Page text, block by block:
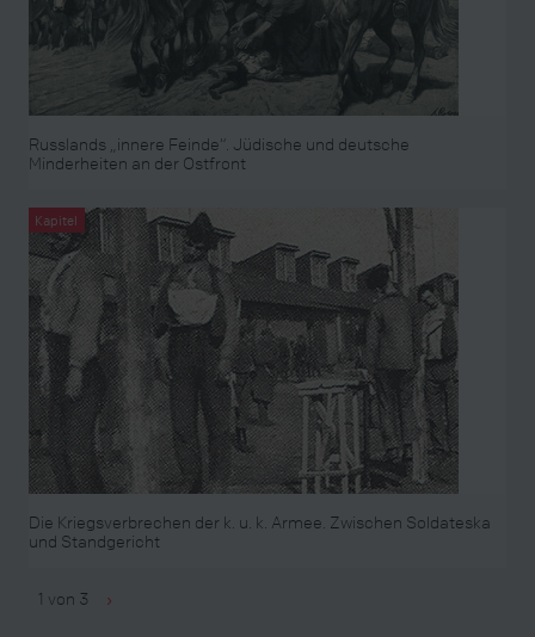
Russlands „innere Feinde“. Jüdische und deutsche
Minderheiten an der Ostfront
Kapitel
Die Kriegsverbrechen der k. u. k. Armee. Zwischen Soldateska
und Standgericht
1 von 3 ›